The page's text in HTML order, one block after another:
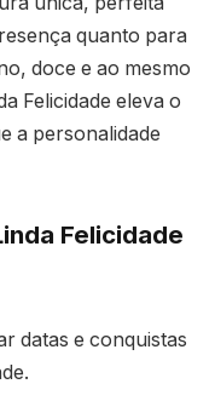
quanto para
doce e ao mesmo
Felicidade eleva o
a personalidade
Felicidade
datas e conquistas